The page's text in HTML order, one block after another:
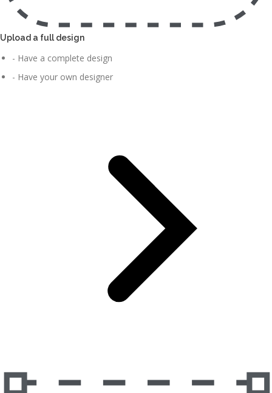
Upload a full design
- Have a complete design
- Have your own designer